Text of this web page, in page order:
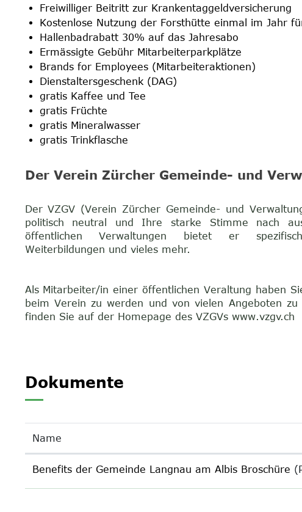
Freiwilliger Beitritt zur Krankentaggeldversicherung
Kostenlose Nutzung der Forsthütte einmal im Jahr
Hallenbadrabatt 30% auf das Jahresabo
Ermässigte Gebühr Mitarbeiterparkplätze
Brands for Employees (Mitarbeiteraktionen)
Dienstaltersgeschenk (DAG)
gratis Kaffee und Tee
gratis Früchte
gratis Mineralwasser
gratis Trinkflasche
Der Verein Zürcher Gemeinde- und
Der VZGV (Verein Zürcher Gemeinde- und
politisch neutral und Ihre starke Stimme nach
öffentlichen Verwaltungen bietet er
Weiterbildungen und vieles mehr.
Als Mitarbeiter/in einer öffentlichen Veraltung haben
beim Verein zu werden und von vielen Angeboten
finden Sie auf der Homepage des VZGVs www.vzgv.ch
Dokumente
Name
Benefits der Gemeinde Langnau am Albis Broschüre